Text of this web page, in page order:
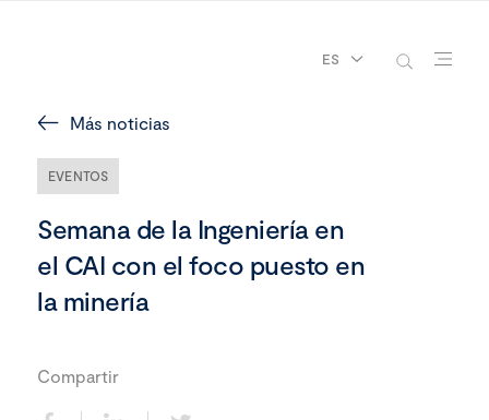
ES
Más noticias
EVENTOS
Semana de la Ingeniería en
el CAI con el foco puesto en
la minería
Compartir